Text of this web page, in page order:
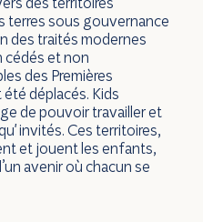
terres sous gouvernance
des traités modernes
cédés et non
des Premières
déplacés. Kids
de pouvoir travailler et
invités. Ces territoires,
et jouent les enfants,
avenir où chacun se